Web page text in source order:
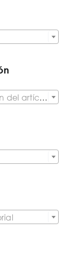
Cualquier Estado de conservación del artículo